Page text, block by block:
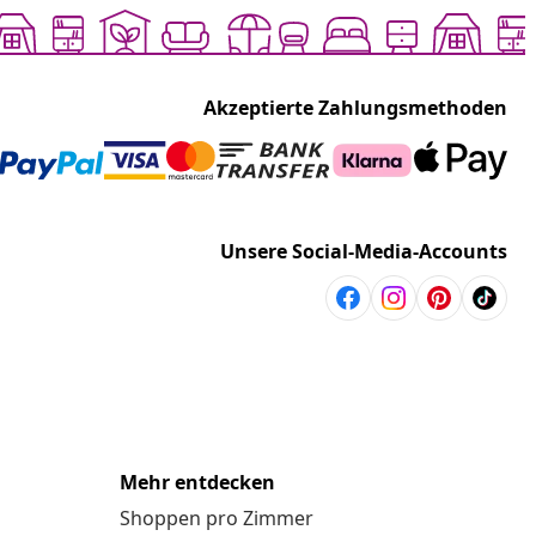
Akzeptierte Zahlungsmethoden
Unsere Social-Media-Accounts
Mehr entdecken
Shoppen pro Zimmer